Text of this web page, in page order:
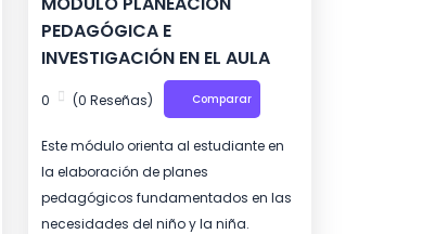
PEDAGÓGICA E
INVESTIGACIÓN EN EL AULA
0 (0 Reseñas) Comparar
Este módulo orienta al estudiante en
la elaboración de planes
pedagógicos fundamentados en las
necesidades del niño y la niña.